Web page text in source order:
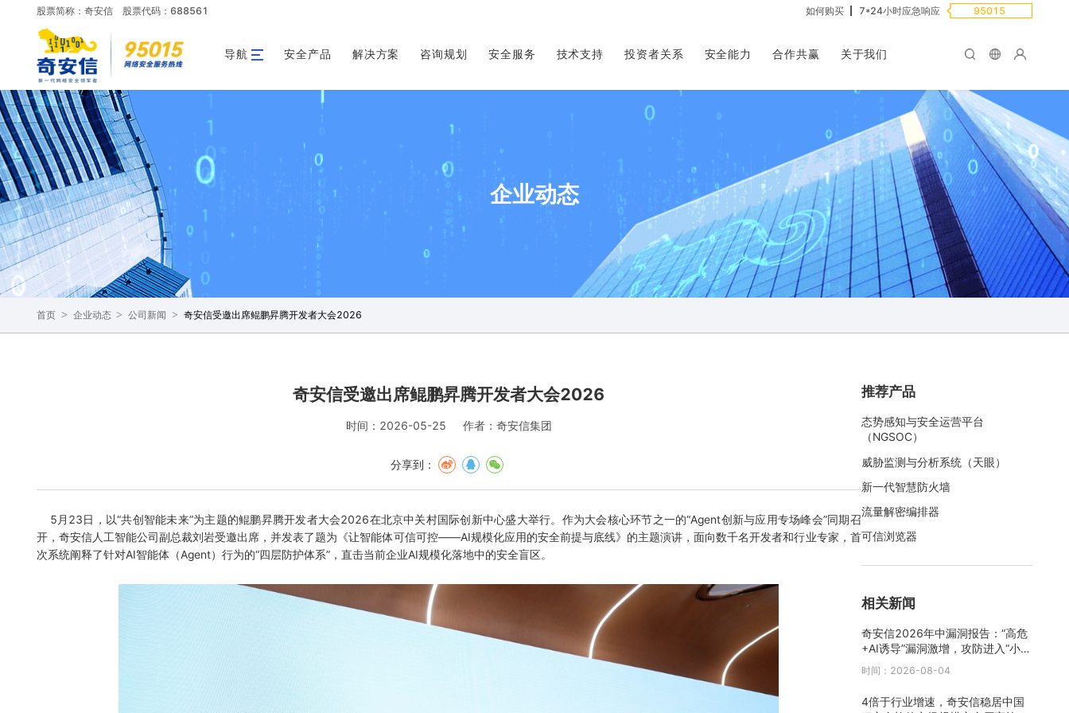
股票简称：奇安信 股票代码：688561 如何购买 7*24小时应急响应 95015
导航 安全产品 解决方案 咨询规划 安全服务 技术支持 投资者关系 安全能力 合作共赢 关于我们
企业动态
首页 > 企业动态 > 公司新闻 > 奇安信受邀出席鲲鹏昇腾开发者大会2026
奇安信受邀出席鲲鹏昇腾开发者大会2026
时间：2026-05-25 作者：奇安信集团
分享到：
5月23日，以“共创智能未来”为主题的鲲鹏昇腾开发者大会2026在北京中关村国际创新中心盛大举行。作为大会核心环节之一的“Agent创新与应用专场峰会”同期召
开，奇安信人工智能公司副总裁刘岩受邀出席，并发表了题为《让智能体可信可控——AI规模化应用的安全前提与底线》的主题演讲，面向数千名开发者和行业专家，首
次系统阐释了针对AI智能体（Agent）行为的“四层防护体系”，直击当前企业AI规模化落地中的安全盲区。
推荐产品
态势感知与安全运营平台
（NGSOC）
威胁监测与分析系统（天眼）
新一代智慧防火墙
流量解密编排器
可信浏览器
相关新闻
奇安信2026年中漏洞报告：“高危
+AI诱导”漏洞激增，攻防进入“小时
级”时代
时间：2026-08-04
4倍于行业增速，奇安信稳居中国